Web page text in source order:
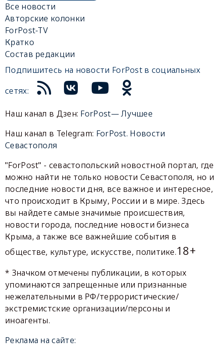
Все новости
Авторские колонки
ForPost-TV
Кратко
Состав редакции
Подпишитесь на новости ForPost в социальных
сетях:
Наш канал в Дзен: ForPost— Лучшее
Наш канал в Telegram: ForPost. Новости
Севастополя
"ForPost" - севастопольский новостной портал, где
можно найти не только новости Севастополя, но и
последние новости дня, все важное и интересное,
что происходит в Крыму, России и в мире. Здесь
вы найдете самые значимые происшествия,
новости города, последние новости бизнеса
Крыма, а также все важнейшие события в
обществе, культуре, искусстве, политике.18+
* Значком отмечены публикации, в которых
упоминаются запрещенные или признанные
нежелательными в РФ/террористические/
экстремистские организации/персоны и
иноагенты.
Реклама на сайте: